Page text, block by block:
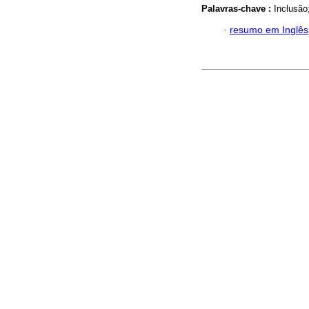
Palavras-chave :
· resumo em Inglês